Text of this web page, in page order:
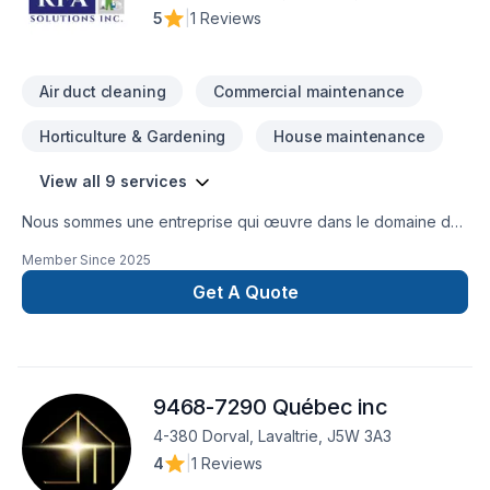
sur vos besoins et vos aspirations.
5
1 Reviews
Air duct cleaning Commercial maintenance
Horticulture & Gardening House maintenance
View all 9 services
Nous sommes une entreprise qui œuvre dans le domaine de
ménager, les réparations mineures , le décapage et le
récurage, le relustrage, le polissage et le cirage des
planchers,’ CV
Member Since 2025
Get A Quote
9468-7290 Québec inc
4-380 Dorval, Lavaltrie, J5W 3A3
4
1 Reviews